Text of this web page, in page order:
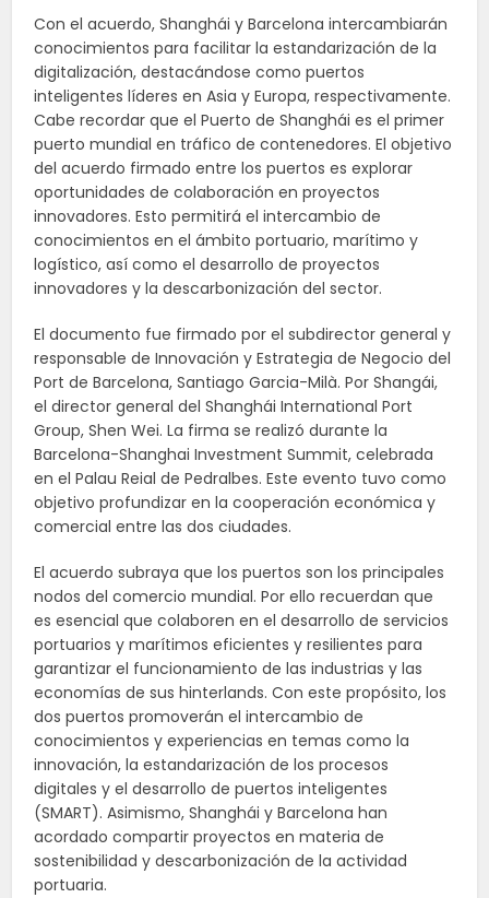
Con el acuerdo, Shanghái y Barcelona intercambiarán
conocimientos para facilitar la estandarización de la
digitalización, destacándose como puertos
inteligentes líderes en Asia y Europa, respectivamente.
Cabe recordar que el Puerto de Shanghái es el primer
puerto mundial en tráfico de contenedores. El objetivo
del acuerdo firmado entre los puertos es explorar
oportunidades de colaboración en proyectos
innovadores. Esto permitirá el intercambio de
conocimientos en el ámbito portuario, marítimo y
logístico, así como el desarrollo de proyectos
innovadores y la descarbonización del sector.
El documento fue firmado por el subdirector general y
responsable de Innovación y Estrategia de Negocio del
Port de Barcelona, Santiago Garcia-Milà. Por Shangái,
el director general del Shanghái International Port
Group, Shen Wei. La firma se realizó durante la
Barcelona-Shanghai Investment Summit, celebrada
en el Palau Reial de Pedralbes. Este evento tuvo como
objetivo profundizar en la cooperación económica y
comercial entre las dos ciudades.
El acuerdo subraya que los puertos son los principales
nodos del comercio mundial. Por ello recuerdan que
es esencial que colaboren en el desarrollo de servicios
portuarios y marítimos eficientes y resilientes para
garantizar el funcionamiento de las industrias y las
economías de sus hinterlands. Con este propósito, los
dos puertos promoverán el intercambio de
conocimientos y experiencias en temas como la
innovación, la estandarización de los procesos
digitales y el desarrollo de puertos inteligentes
(SMART). Asimismo, Shanghái y Barcelona han
acordado compartir proyectos en materia de
sostenibilidad y descarbonización de la actividad
portuaria.